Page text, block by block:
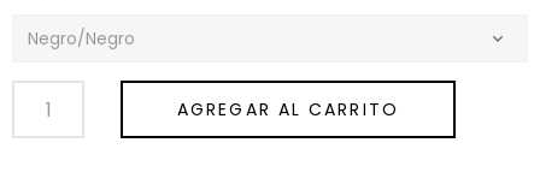
AGREGAR AL CARRITO